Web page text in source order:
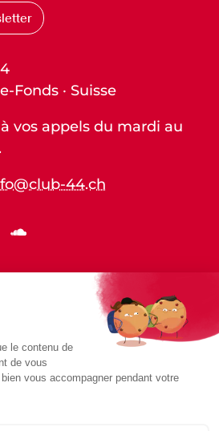
Fonds · Suisse
vos appels du mardi au
44.ch